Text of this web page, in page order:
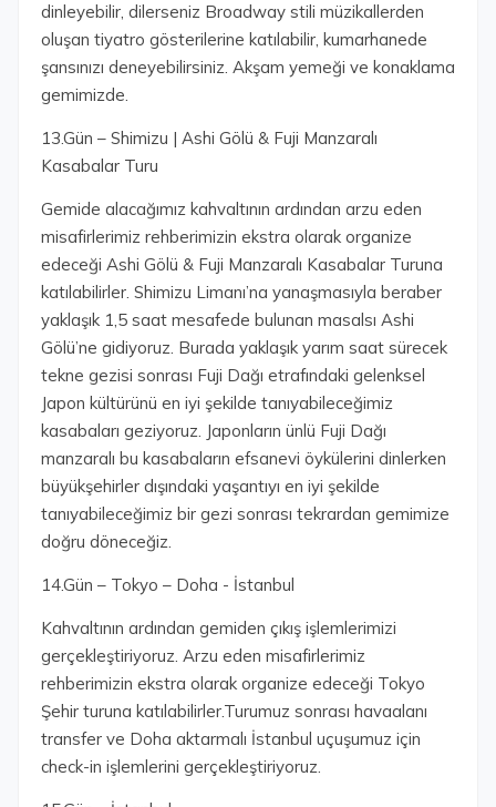
dinleyebilir, dilerseniz Broadway stili müzikallerden
oluşan tiyatro gösterilerine katılabilir, kumarhanede
şansınızı deneyebilirsiniz. Akşam yemeği ve konaklama
gemimizde.
13.Gün – Shimizu | Ashi Gölü & Fuji Manzaralı
Kasabalar Turu
Gemide alacağımız kahvaltının ardından arzu eden
misafirlerimiz rehberimizin ekstra olarak organize
edeceği Ashi Gölü & Fuji Manzaralı Kasabalar Turuna
katılabilirler. Shimizu Limanı’na yanaşmasıyla beraber
yaklaşık 1,5 saat mesafede bulunan masalsı Ashi
Gölü’ne gidiyoruz. Burada yaklaşık yarım saat sürecek
tekne gezisi sonrası Fuji Dağı etrafındaki gelenksel
Japon kültürünü en iyi şekilde tanıyabileceğimiz
kasabaları geziyoruz. Japonların ünlü Fuji Dağı
manzaralı bu kasabaların efsanevi öykülerini dinlerken
büyükşehirler dışındaki yaşantıyı en iyi şekilde
tanıyabileceğimiz bir gezi sonrası tekrardan gemimize
doğru döneceğiz.
14.Gün – Tokyo – Doha - İstanbul
Kahvaltının ardından gemiden çıkış işlemlerimizi
gerçekleştiriyoruz. Arzu eden misafirlerimiz
rehberimizin ekstra olarak organize edeceği Tokyo
Şehir turuna katılabilirler.Turumuz sonrası havaalanı
transfer ve Doha aktarmalı İstanbul uçuşumuz için
check-in işlemlerini gerçekleştiriyoruz.